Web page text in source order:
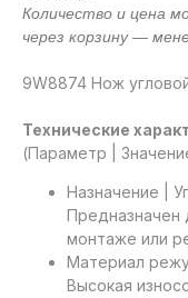
9W8874 Нож
Технические
(Параметр |
Назначение |
Предназначен
монтаже или
Материал
Высокая